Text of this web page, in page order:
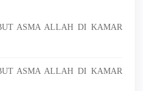
ASMA ALLAH DI KAMAR
ASMA ALLAH DI KAMAR